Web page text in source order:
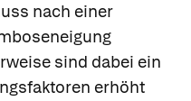
nach einer
sind dabei ein
erhöht